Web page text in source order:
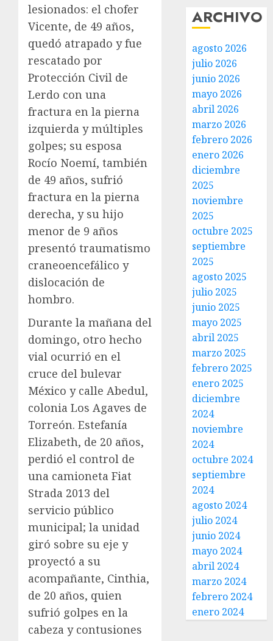
lesionados: el chofer
Vicente, de 49 años,
quedó atrapado y fue
rescatado por
Protección Civil de
Lerdo con una
fractura en la pierna
izquierda y múltiples
golpes; su esposa
Rocío Noemí, también
de 49 años, sufrió
fractura en la pierna
derecha, y su hijo
menor de 9 años
presentó traumatismo
craneoencefálico y
dislocación de
hombro.
Durante la mañana del
domingo, otro hecho
vial ocurrió en el
cruce del bulevar
México y calle Abedul,
colonia Los Agaves de
Torreón. Estefanía
Elizabeth, de 20 años,
perdió el control de
una camioneta Fiat
Strada 2013 del
servicio público
municipal; la unidad
giró sobre su eje y
proyectó a su
acompañante, Cinthia,
de 20 años, quien
sufrió golpes en la
cabeza y contusiones
ARCHIVO
agosto 2026
julio 2026
junio 2026
mayo 2026
abril 2026
marzo 2026
febrero 2026
enero 2026
diciembre
2025
noviembre
2025
octubre 2025
septiembre
2025
agosto 2025
julio 2025
junio 2025
mayo 2025
abril 2025
marzo 2025
febrero 2025
enero 2025
diciembre
2024
noviembre
2024
octubre 2024
septiembre
2024
agosto 2024
julio 2024
junio 2024
mayo 2024
abril 2024
marzo 2024
febrero 2024
enero 2024